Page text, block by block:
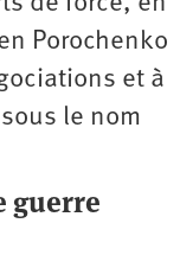
Porochenko
et à
le nom
guerre